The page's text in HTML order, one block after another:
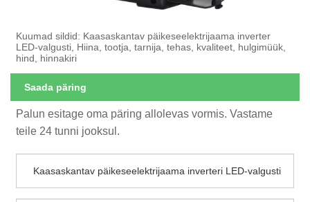
Kuumad sildid: Kaasaskantav päikeseelektrijaama inverter
LED-valgusti, Hiina, tootja, tarnija, tehas, kvaliteet, hulgimüük,
hind, hinnakiri
Saada päring
Palun esitage oma päring allolevas vormis. Vastame
teile 24 tunni jooksul.